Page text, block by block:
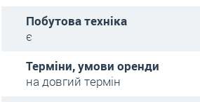
Побутова техніка
є
Терміни, умови оренди
на довгий термін